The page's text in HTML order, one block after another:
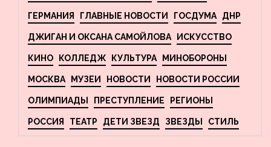
ГЕРМАНИЯ ГЛАВНЫЕ НОВОСТИ ГОСДУМА ДНР
ДЖИГАН И ОКСАНА САМОЙЛОВА ИСКУССТВО
КИНО КОЛЛЕДЖ КУЛЬТУРА МИНОБОРОНЫ
МОСКВА МУЗЕИ НОВОСТИ НОВОСТИ РОССИИ
ОЛИМПИАДЫ ПРЕСТУПЛЕНИЕ РЕГИОНЫ
РОССИЯ ТЕАТР ДЕТИ ЗВЕЗД ЗВЕЗДЫ СТИЛЬ